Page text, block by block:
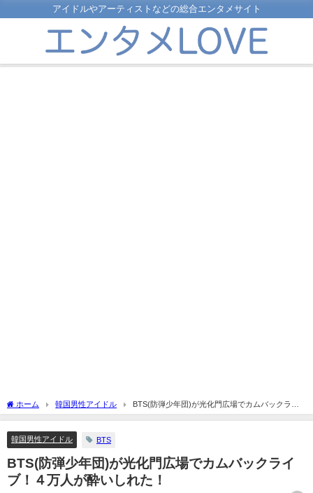
アイドルやアーティストなどの総合エンタメサイト
ホーム 韓国男性アイドル
BTS(防弾少年団)が光化門広場でカムバックライ
ブ！４万人が酔いしれた！
韓国男性アイドル BTS
BTS(防弾少年団)が光化門広場でカムバックライ
ブ！４万人が酔いしれた！